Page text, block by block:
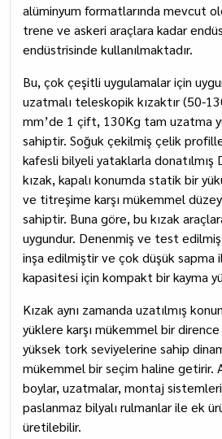
alüminyum formatlarında mevcut
trene ve askeri araçlara kadar
endüstrisinde kullanılmaktadır.
Bu, çok çeşitli uygulamalar için
uzatmalı teleskopik kızaktır (50-
mm’de 1 çift, 130Kg tam uzatma
sahiptir. Soğuk çekilmiş çelik
kafesli bilyeli yataklarla donatılmış
kızak, kapalı konumda statik bir
ve titreşime karşı mükemmel
sahiptir. Buna göre, bu kızak
uygundur. Denenmiş ve test
inşa edilmiştir ve çok düşük sapma
kapasitesi için kompakt bir kayma
Kızak aynı zamanda uzatılmış
yüklere karşı mükemmel bir
yüksek tork seviyelerine sahip
mükemmel bir seçim haline getirir.
boylar, uzatmalar, montaj
paslanmaz bilyalı rulmanlar ile ek
üretilebilir.